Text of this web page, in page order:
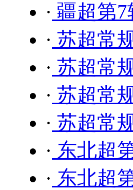
· 疆超第
· 苏超常
· 苏超常
· 苏超常
· 苏超常
· 东北超
· 东北超